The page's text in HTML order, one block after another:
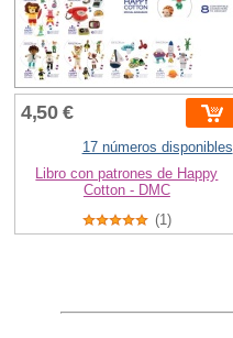
4,50 €
17 números disponibles
Libro con patrones de Happy
Cotton - DMC
(1)